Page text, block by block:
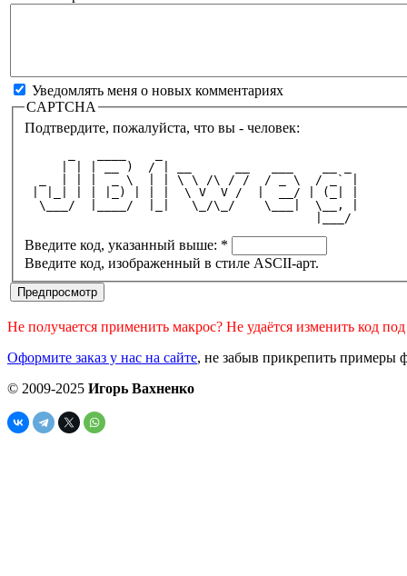
Уведомлять меня о новых комментариях
CAPTCHA
Подтвердите, пожалуйста, что вы - человек:
     | | | __ )  / | __      __   ___    __ _
  _  | | |  _ \  | | \ \ /\ / /  / _ \  / _` |
| |_| | | |_) | | |  \ V  V /  |  __/ | (_| |
  \___/  |____/  |_|   \_/\_/    \___|  \__, |
                                        |___/
Введите код, указанный выше: *
Введите код, изображенный в стиле ASCII-арт.
Не получается применить макрос? Не удаётся изменить код
Оформите заказ у нас на сайте, не забыв прикрепить примеры
© 2009-2025 Игорь Вахненко